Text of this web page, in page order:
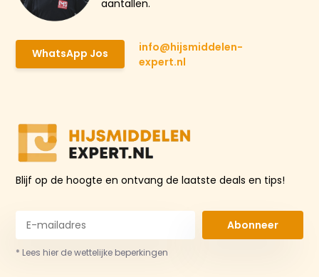
aantallen.
WhatsApp Jos
info@hijsmiddelen-
expert.nl
Blijf op de hoogte en ontvang de laatste deals en tips!
Abonneer
* Lees hier de wettelijke beperkingen